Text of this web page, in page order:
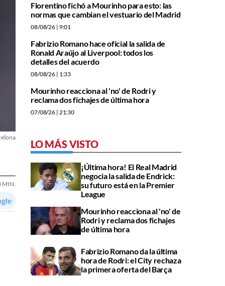
MIN.
Florentino fichó a Mourinho para esto: las
normas que cambian el vestuario del Madrid
08/08/26 | 9:01
Fabrizio Romano hace oficial la salida de
Ronald Araújo al Liverpool: todos los
detalles del acuerdo
08/08/26 | 1:33
Mourinho reacciona al 'no' de Rodri y
reclama dos fichajes de última hora
07/08/26 | 21:30
LO MÁS VISTO
¡Última hora! El Real Madrid
negocia la salida de Endrick:
su futuro está en la Premier
League
Mourinho reacciona al 'no' de
Rodri y reclama dos fichajes
de última hora
Fabrizio Romano da la última
hora de Rodri: el City rechaza
la primera oferta del Barça